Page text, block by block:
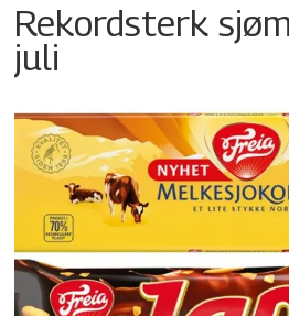
Rekordsterk
juli